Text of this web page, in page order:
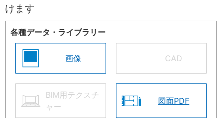
けます
各種データ・ライブラリー
画像 CAD
BIM用テクスチ
ャー
図面PDF